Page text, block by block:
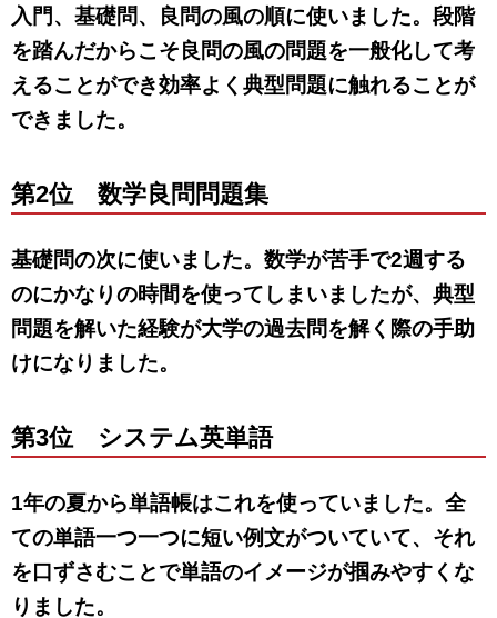
入門、基礎問、良問の風の順に使いました。段階
を踏んだからこそ良問の風の問題を一般化して考
えることができ効率よく典型問題に触れることが
できました。
第2位 数学良問問題集
基礎問の次に使いました。数学が苦手で2週する
のにかなりの時間を使ってしまいましたが、典型
問題を解いた経験が大学の過去問を解く際の手助
けになりました。
第3位 システム英単語
1年の夏から単語帳はこれを使っていました。全
ての単語一つ一つに短い例文がついていて、それ
を口ずさむことで単語のイメージが掴みやすくな
りました。